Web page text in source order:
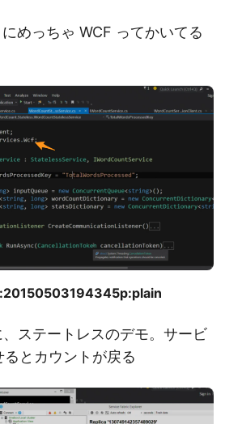
めっちゃ WCF ってかいてる
ステートレスのデモ。サービ
とカウントが戻る